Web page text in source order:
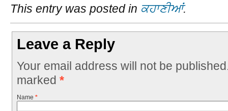
This entry was posted in ਕਹਾਣੀਆਂ.
Leave a Reply
Your email address will not be
marked *
Name *